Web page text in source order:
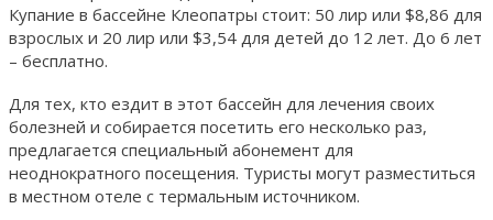
Купание в бассейне Клеопатры стоит: 50 лир или $8,86 для
взрослых и 20 лир или $3,54 для детей до 12 лет. До 6 лет
– бесплатно.
Для тех, кто ездит в этот бассейн для лечения своих
болезней и собирается посетить его несколько раз,
предлагается специальный абонемент для
неоднократного посещения. Туристы могут разместиться
в местном отеле с термальным источником.